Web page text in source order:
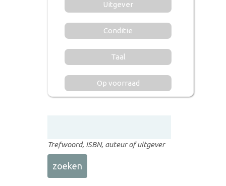
Uitgever
Conditie
Taal
Op voorraad
Trefwoord, ISBN, auteur of uitgever